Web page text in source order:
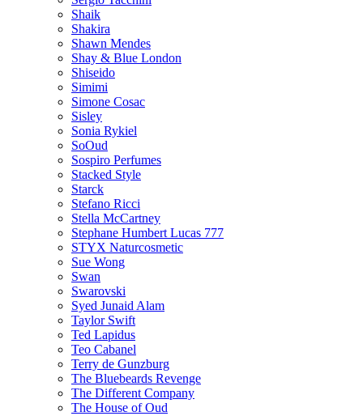
Shaik
Shakira
Shawn Mendes
Shay & Blue London
Shiseido
Simimi
Simone Cosac
Sisley
Sonia Rykiel
SoOud
Sospiro Perfumes
Stacked Style
Starck
Stefano Ricci
Stella McCartney
Stephane Humbert Lucas 777
STYX Naturсosmetic
Sue Wong
Swan
Swarovski
Syed Junaid Alam
Taylor Swift
Ted Lapidus
Teo Cabanel
Terry de Gunzburg
The Bluebeards Revenge
The Different Company
The House of Oud